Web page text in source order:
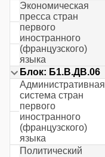
Экономическая
пресса стран
первого
иностранного
(французского)
языка
Блок: Б1.В.ДВ.06
Административная
система стран
первого
иностранного
(французского)
языка
Политический